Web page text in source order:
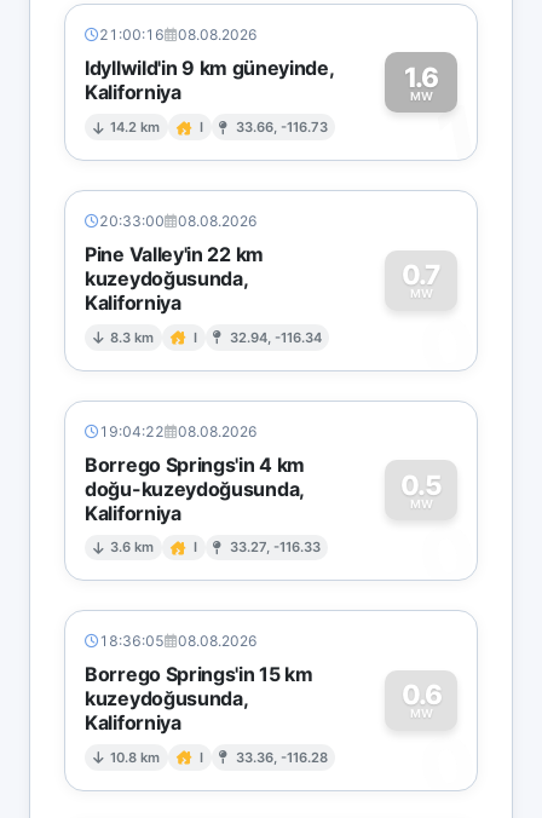
21:00:16 08.08.2026
Idyllwild'in 9 km güneyinde,
Kaliforniya
14.2 km I 33.66, -116.73
1.6
MW1
20:33:00 08.08.2026
Pine Valley'in 22 km
kuzeydoğusunda,
Kaliforniya
8.3 km I 32.94, -116.34
0.7
MW
0
19:04:22 08.08.2026
Borrego Springs'in 4 km
doğu-kuzeydoğusunda,
Kaliforniya
3.6 km I 33.27, -116.33
0.5
MW
0
18:36:05 08.08.2026
Borrego Springs'in 15 km
kuzeydoğusunda,
Kaliforniya
10.8 km I 33.36, -116.28
0.6
MW
0